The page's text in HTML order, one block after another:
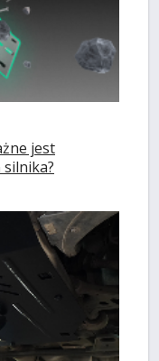
jest